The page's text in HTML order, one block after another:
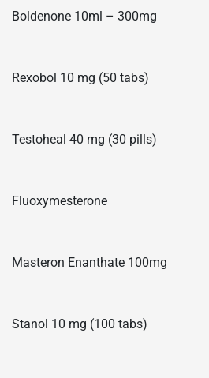
Boldenone 10ml – 300mg
Rexobol 10 mg (50 tabs)
Testoheal 40 mg (30 pills)
Fluoxymesterone
Masteron Enanthate 100mg
Stanol 10 mg (100 tabs)